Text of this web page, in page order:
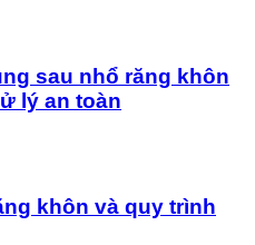
sau nhổ răng khôn
lý an toàn
khôn và quy trình